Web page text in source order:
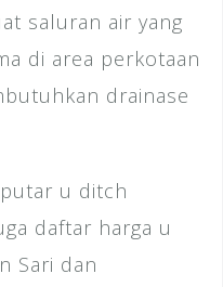
saluran air yang
di area perkotaan
drainase
u ditch
daftar harga u
Sari dan